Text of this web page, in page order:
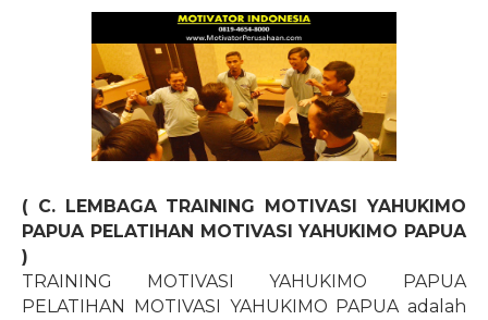
( C. LEMBAGA TRAINING MOTIVASI YAHUKIMO
PAPUA PELATIHAN MOTIVASI YAHUKIMO PAPUA
)
TRAINING MOTIVASI YAHUKIMO PAPUA
PELATIHAN MOTIVASI YAHUKIMO PAPUA adalah